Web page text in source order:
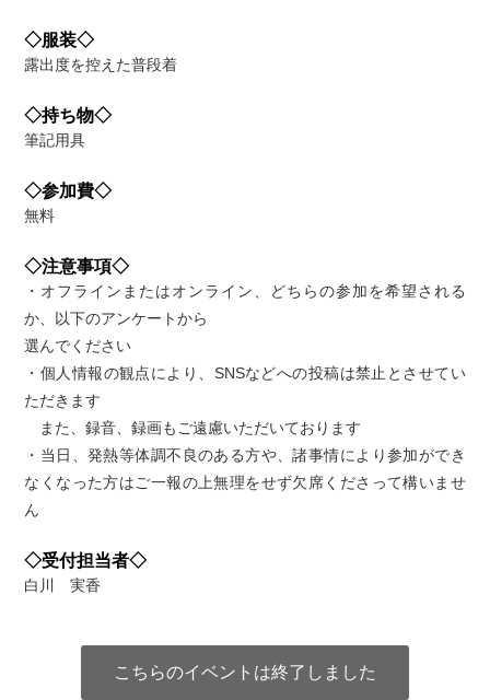
◇服装◇
露出度を控えた普段着
◇持ち物◇
筆記用具
◇参加費◇
無料
◇注意事項◇
・オフラインまたはオンライン、どちらの参加を希望される
か、以下のアンケートから
選んでください
・個人情報の観点により、SNSなどへの投稿は禁止とさせてい
ただきます
また、録音、録画もご遠慮いただいております
・当日、発熱等体調不良のある方や、諸事情により参加ができ
なくなった方はご一報の上無理をせず欠席くださって構いませ
ん
◇受付担当者◇
白川 実香
こちらのイベントは終了しました